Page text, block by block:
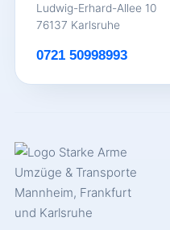
Ludwig-Erhard-Allee 10
76137 Karlsruhe
0721 50998993